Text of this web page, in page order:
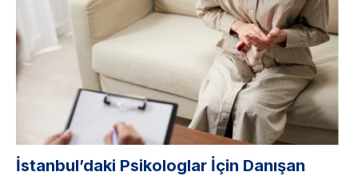
İstanbul’daki Psikologlar İçin Danışan